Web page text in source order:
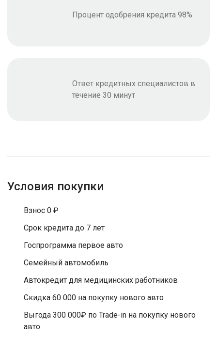
Процент одобрения кредита 98%
Ответ кредитных специалистов в
течение 30 минут
Условия покупки
Взнос 0 ₽
Срок кредита до 7 лет
Госпрограмма первое авто
Семейный автомобиль
Автокредит для медицинских работников
Скидка 60 000 на покупку нового авто
Выгода 300 000₽ по Trade-in на покупку нового
авто